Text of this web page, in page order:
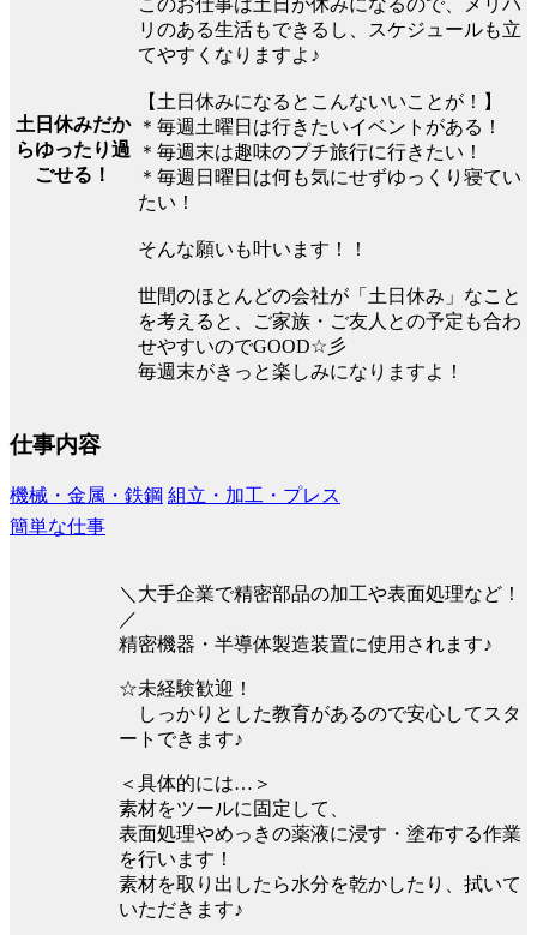
土日休みだか
らゆったり過
ごせる！
リのある生活もできるし、スケジュールも立
てやすくなりますよ♪
【土日休みになるとこんないいことが！】
＊毎週土曜日は行きたいイベントがある！
＊毎週末は趣味のプチ旅行に行きたい！
＊毎週日曜日は何も気にせずゆっくり寝てい
たい！
そんな願いも叶います！！
世間のほとんどの会社が「土日休み」なこと
を考えると、ご家族・ご友人との予定も合わ
せやすいのでGOOD☆彡
毎週末がきっと楽しみになりますよ！
仕事内容
機械・金属・鉄鋼 組立・加工・プレス
簡単な仕事
＼大手企業で精密部品の加工や表面処理など！
／
精密機器・半導体製造装置に使用されます♪
☆未経験歓迎！
しっかりとした教育があるので安心してスタ
ートできます♪
＜具体的には…＞
素材をツールに固定して、
表面処理やめっきの薬液に浸す・塗布する作業
を行います！
素材を取り出したら水分を乾かしたり、拭いて
いただきます♪